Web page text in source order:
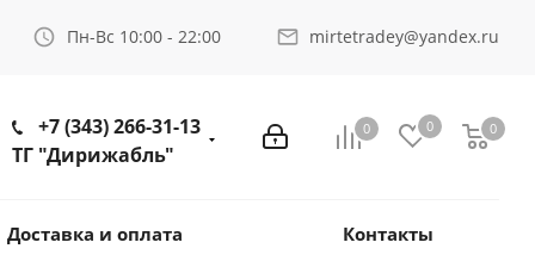
Пн-Вс 10:00 - 22:00 mirtetradey@yandex.ru
0 0 0
+7 (343) 266-31-13
ТГ "Дирижабль"
Доставка и оплата Контакты